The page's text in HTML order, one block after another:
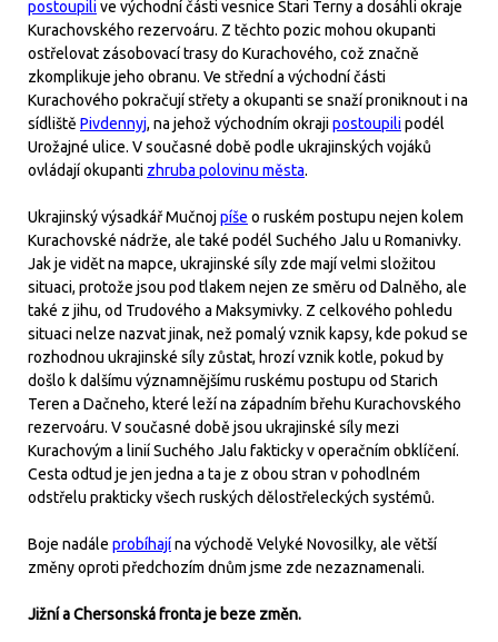
postoupilive východní části vesnice Stari Terny a dosáhli okraje
Kurachovského rezervoáru. Z těchto pozic mohou okupanti
ostřelovat zásobovací trasy do Kurachového, což značně
zkomplikuje jeho obranu. Ve střední a východní části
Kurachového pokračují střety a okupanti se snaží proniknout i na
sídliště Pivdennyj, na jehož východním okrajipostoupilipodél
Urožajné ulice. V současné době podle ukrajinských vojáků
ovládají okupanti zhruba polovinu města.
Ukrajinský výsadkář Mučnojpíše o ruském postupu nejen kolem
Kurachovské nádrže, ale také podél Suchého Jalu u Romanivky.
Jak je vidět na mapce, ukrajinské síly zde mají velmi složitou
situaci, protože jsou pod tlakem nejen ze směru od Dalněho, ale
také z jihu, od Trudového a Maksymivky. Z celkového pohledu
situaci nelze nazvat jinak, než pomalý vznik kapsy, kde pokud se
rozhodnou ukrajinské síly zůstat, hrozí vznik kotle, pokud by
došlo k dalšímu významnějšímu ruskému postupu od Starich
Teren a Dačneho, které leží na západním břehu Kurachovského
rezervoáru. V současné době jsou ukrajinské síly mezi
Kurachovým a linií Suchého Jalu fakticky v operačním obklíčení.
Cesta odtud je jen jedna a ta je z obou stran v pohodlném
odstřelu prakticky všech ruských dělostřeleckých systémů.
Boje nadále probíhajína východě Velyké Novosilky, ale větší
změny oproti předchozím dnům jsme zde nezaznamenali.
Jižní a Chersonská fronta je beze změn.